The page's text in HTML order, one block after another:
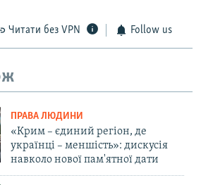
Читати без VPN Follow us
ПРАВА ЛЮДИНИ
«Крим – єдиний регіон, де
українці – меншість»: дискусія
навколо нової пам'ятної дати